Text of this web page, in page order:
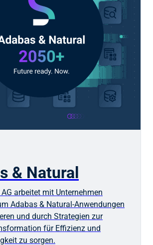
& Natural
arbeitet mit Unternehmen
Adabas & Natural-Anwendungen
und durch Strategien zur
für Effizienz und
zu sorgen.